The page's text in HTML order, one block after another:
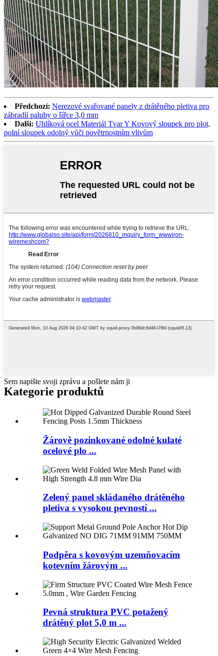
Předchozí: Nerezové svařované panely z drátěného pletiva pro
zábradlí paluby o šířce 3,0 mm
Další: Uhlíková ocel Materiál Tvar Y Kovový sloupek pro plot,
polní sloupek odolný vůči povětrnostním vlivům
Sem napište svoji zprávu a pošlete nám ji
Kategorie produktů
Žárově pozinkované odolné kulaté
ocelové plo ...
Zelený panel skládaného drátěného
pletiva s vysokou pevností ...
Podpěra s kovovým uzemňovacím
kotevním žárovým ...
Pevná struktura PVC potažený
drátěný plot 5,0 m ...